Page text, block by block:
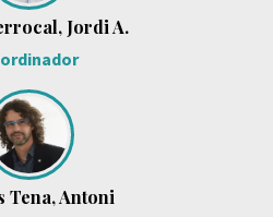
Jordi A.
Tena, Antoni